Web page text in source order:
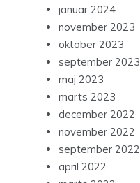
januar 2024
november 2023
oktober 2023
september 2023
maj 2023
marts 2023
december 2022
november 2022
september 2022
april 2022